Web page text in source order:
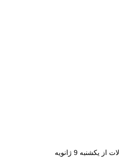
فروش این محصولات از یکشنبه 9 ژانویه